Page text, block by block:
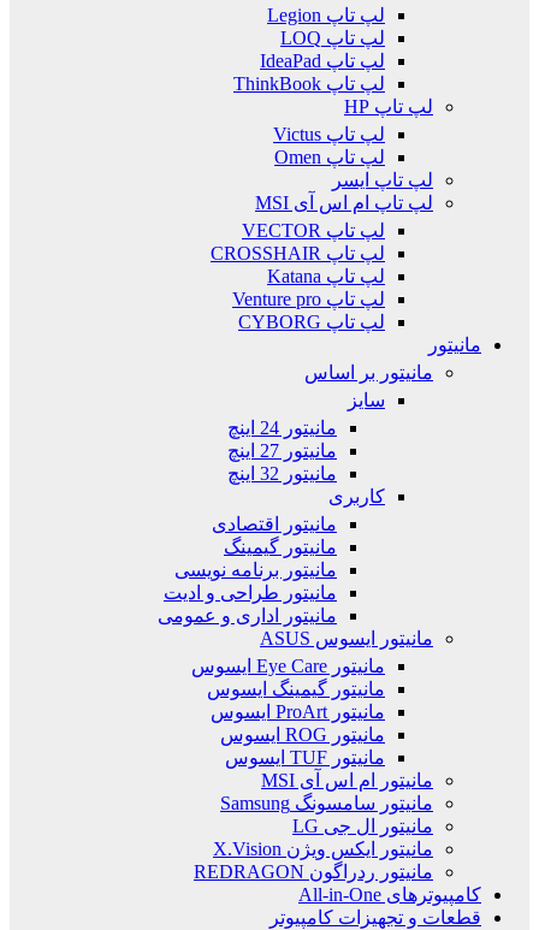
لپ تاپ Legion
لپ تاپ LOQ
لپ تاپ IdeaPad
لپ تاپ ThinkBook
لپ تاپ HP
لپ تاپ Victus
لپ تاپ Omen
لپ تاپ ایسر
لپ تاپ ام اس آی MSI
لپ تاپ VECTOR
لپ تاپ CROSSHAIR
لپ تاپ Katana
لپ تاپ Venture pro
لپ تاپ CYBORG
مانیتور
مانیتور بر اساس
سایز
مانیتور 24 اینچ
مانیتور 27 اینچ
مانیتور 32 اینچ
کاربری
مانیتور اقتصادی
مانیتور گیمینگ
مانیتور برنامه نویسی
مانیتور طراحی و ادیت
مانیتور اداری و عمومی
مانیتور ایسوس ASUS
مانیتور Eye Care ایسوس
مانیتور گیمینگ ایسوس
مانیتور ProArt ایسوس
مانیتور ROG ایسوس
مانیتور TUF ایسوس
مانیتور ام اس آی MSI
مانیتور سامسونگ Samsung
مانیتور ال جی LG
مانیتور ایکس ویژن X.Vision
مانیتور ردراگون REDRAGON
کامپیوترهای All-in-One
قطعات و تجهیزات کامپیوتر